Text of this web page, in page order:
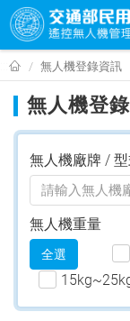
無
人
機
登
資
訊
無人機登錄資訊
無人機登
無人機廠牌 /
無人機重量
全選​